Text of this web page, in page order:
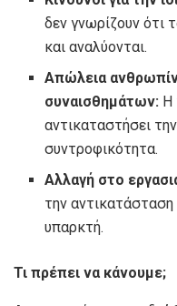
δεν γνωρίζουν ότι
και αναλύονται.
Απώλεια
συναισθημάτων: Η
αντικαταστήσει
συντροφικότητα.
Αλλαγή στο
την
υπαρκτή.
Τι πρέπει να κάνουμε;